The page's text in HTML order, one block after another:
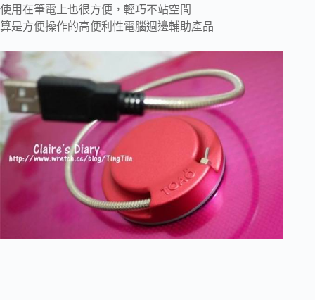
使用在筆電上也很方便，輕巧不站空間
算是方便操作的高便利性電腦週邊輔助產品